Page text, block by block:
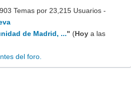
Temas por 23,215 Usuarios -
de Madrid, ..." (Hoy a las
del foro.